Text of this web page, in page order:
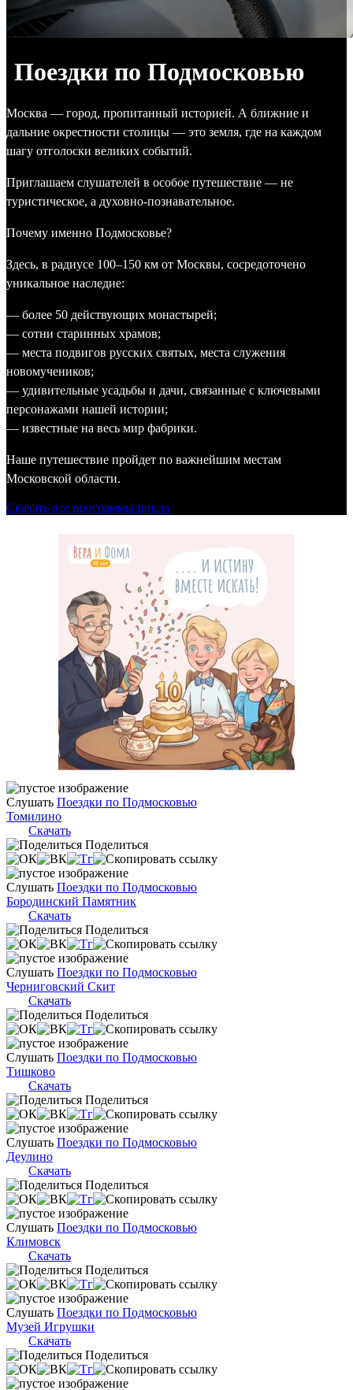
Поездки по Подмосковью
Москва — город, пропитанный историей. А ближние и
дальние окрестности столицы — это земля, где на каждом
шагу отголоски великих событий.
Приглашаем слушателей в особое путешествие — не
туристическое, а духовно-познавательное.
Почему именно Подмосковье?
Здесь, в радиусе 100–150 км от Москвы, сосредоточено
уникальное наследие:
— более 50 действующих монастырей;
— сотни старинных храмов;
— места подвигов русских святых, места служения
новомучеников;
— удивительные усадьбы и дачи, связанные с ключевыми
персонажами нашей истории;
— известные на весь мир фабрики.
Наше путешествие пройдет по важнейшим местам
Московской области.
Скачать все программы цикла
Слушать Поездки по Подмосковью
Томилино
Скачать
Поделиться
Слушать Поездки по Подмосковью
Бородинский Памятник
Скачать
Поделиться
Слушать Поездки по Подмосковью
Черниговский Скит
Скачать
Поделиться
Слушать Поездки по Подмосковью
Тишково
Скачать
Поделиться
Слушать Поездки по Подмосковью
Деулино
Скачать
Поделиться
Слушать Поездки по Подмосковью
Климовск
Скачать
Поделиться
Слушать Поездки по Подмосковью
Музей Игрушки
Скачать
Поделиться